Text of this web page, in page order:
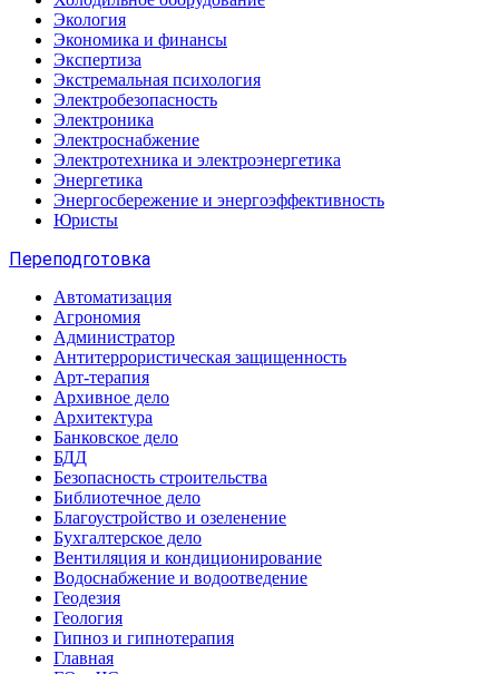
Экология
Экономика и финансы
Экспертиза
Экстремальная психология
Электробезопасность
Электроника
Электроснабжение
Электротехника и электроэнергетика
Энергетика
Энергосбережение и энергоэффективность
Юристы
Переподготовка
Автоматизация
Агрономия
Администратор
Антитеррористическая защищенность
Арт-терапия
Архивное дело
Архитектура
Банковское дело
БДД
Безопасность строительства
Библиотечное дело
Благоустройство и озеленение
Бухгалтерское дело
Вентиляция и кондиционирование
Водоснабжение и водоотведение
Геодезия
Геология
Гипноз и гипнотерапия
Главная